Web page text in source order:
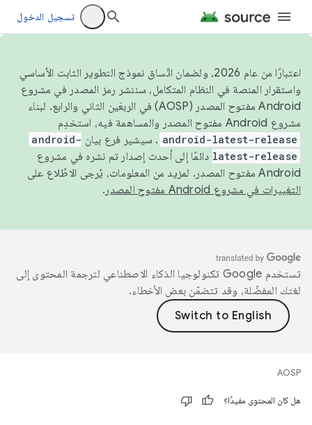
تسجيل الدخول
اعتبارًا من عام 2026، ولضمان اتّساق نموذج التطوير الثابت الأساسي
واستقرار المنصة في النظام المتكامل، سننشر رمز المصدر في مشروع
Android مفتوح المصدر (AOSP) في الربعَين الثاني والرابع. لبناء
مشروع Android مفتوح المصدر والمساهمة فيه، استخدِم
android-latest-release . سيشير فرع بيان android-
latest-release دائمًا إلى أحدث إصدار تم نشره في مشروع
Android مفتوح المصدر. لمزيد من المعلومات، يُرجى الاطّلاع على
التغييرات في مشروع Android مفتوح المصدر
.
تستخدم Google تكنولوجيا الذكاء الاصطناعي لترجمة المحتوى إلى
لغتك المفضّلة، وقد تتضمّن بعض الأخطاء.
AOSP
هل كان المحتوى مفيدًا؟